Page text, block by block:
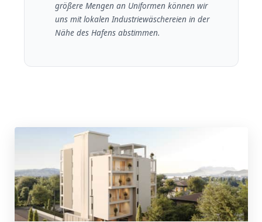
größere Mengen an Uniformen können wir
uns mit lokalen Industriewäschereien in der
Nähe des Hafens abstimmen.